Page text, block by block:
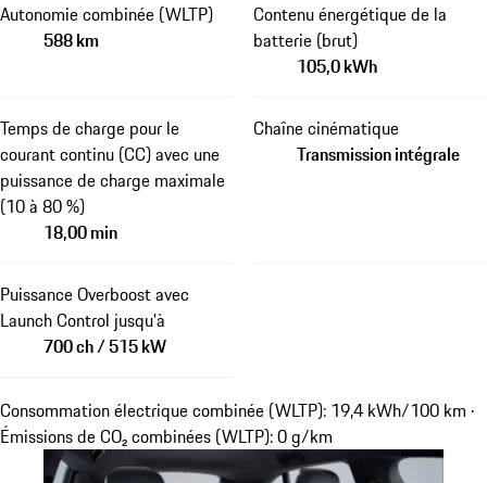
Autonomie combinée (WLTP)
588 km
Contenu énergétique de la
batterie (brut)
105,0 kWh
Temps de charge pour le
courant continu (CC) avec une
puissance de charge maximale
(10 à 80 %)
18,00 min
Chaîne cinématique
Transmission intégrale
Puissance Overboost avec
Launch Control jusqu'à
700 ch / 515 kW
Consommation électrique combinée (WLTP): 19,4 kWh/100 km ·
Émissions de CO₂ combinées (WLTP): 0 g/km